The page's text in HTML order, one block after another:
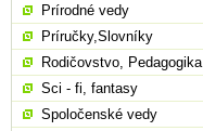
Prírodné vedy
Príručky,Slovníky
Rodičovstvo, Pedagogika
Sci - fi, fantasy
Spoločenské vedy